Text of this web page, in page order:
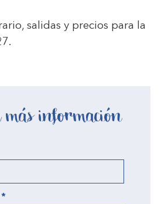
salidas y precios para la
más información
*